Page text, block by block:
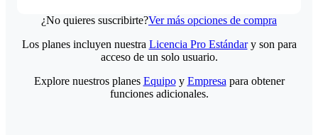
¿No quieres suscribirte?Ver más opciones de compra
Los planes incluyen nuestra Licencia Pro Estándary son para
acceso de un solo usuario.
Explore nuestros planes Equipoy Empresa para obtener
funciones adicionales.